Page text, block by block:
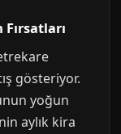
gösteriyor.
yoğun
aylık kira